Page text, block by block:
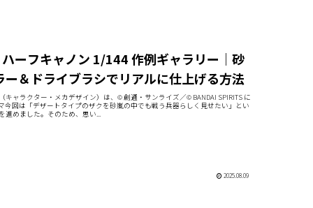
ーフキャノン 1/144 作例ギャラリー｜砂
ー＆ドライブラシでリアルに仕上げる方法
ャラクター・メカデザイン）は、© 創通・サンライズ／© BANDAI SPIRITS に
今回は「デザートタイプのザクを砂嵐の中でも戦う兵器らしく見せたい」とい
進めました。そのため、思い...
2025.08.09